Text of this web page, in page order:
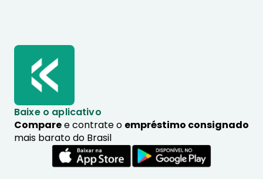
Baixe o aplicativo
Comparee contrate o empréstimo consignado
mais barato do Brasil